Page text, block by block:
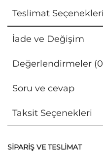
Teslimat Seçenekleri
İade ve Değişim
Değerlendirmeler
Soru ve cevap
Taksit Seçenekleri
SİPARİŞ VE TESLİMAT